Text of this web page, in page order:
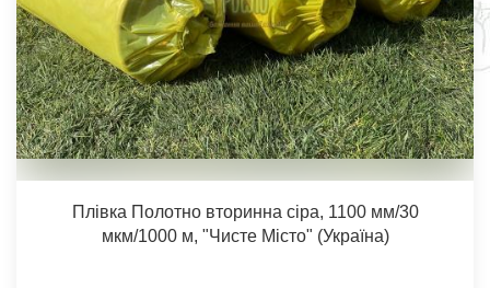
Плівка Полотно вторинна сіра, 1100 мм/30
мкм/1000 м, "Чисте Місто" (Україна)